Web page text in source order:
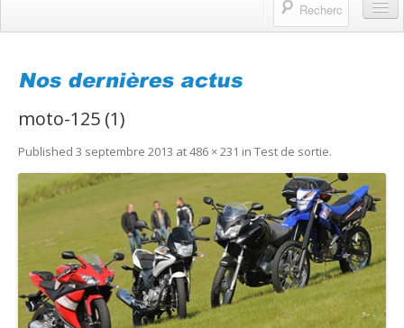
Forum
Balades & sorties moto
Qui sommes nous
Rejoins nous
Nous contacter
moto-125 (1)
Published 3 septembre 2013 at486 × 231 in Test de sortie.